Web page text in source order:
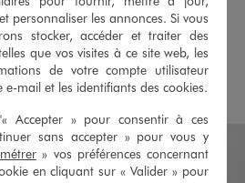
Existe en taille +
4.5/5 de moyenne
(75 avis)
AJOUTER AU PANIER
personnaliser les annonces. Si vous
stocker, accéder et traiter des
que vos visites à ce site web, les
de votre compte utilisateur
e-mail et les identifiants des cookies.
Accepter » pour consentir à ces
sans accepter » pour vous y
» vos préférences concernant
en cliquant sur « Valider » pour